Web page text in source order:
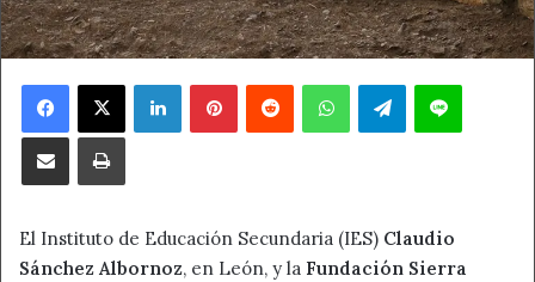
Facebook
X LinkedInPinterestReddit WhatsAppTelegramLine
Compartir por correo electrónicoImprimir
El Instituto de Educación Secundaria (IES) Claudio
Sánchez Albornoz, en León, y la Fundación Sierra